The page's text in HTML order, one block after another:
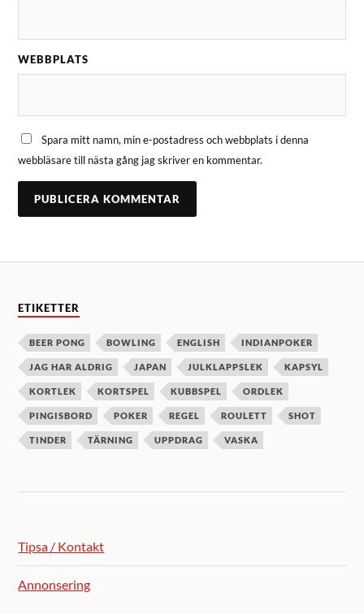
WEBBPLATS
Spara mitt namn, min e-postadress och webbplats i denna
webbläsare till nästa gång jag skriver en kommentar.
ETIKETTER
BEER PONG BOWLING ENGLISH INDIANPOKER
JAG HAR ALDRIG JAPAN JULKLAPPSLEK KAPSYL
KORTLEK KORTSPEL KUBBSPEL ORDLEK
PINGISBORD POKER REGEL ROULETT SHOT
TINDER TÄRNING UPPDRAG VASKA
Tipsa / Kontakt
Annonsering